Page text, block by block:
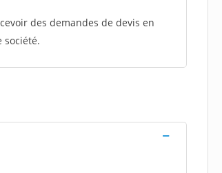
des demandes de devis en
société.